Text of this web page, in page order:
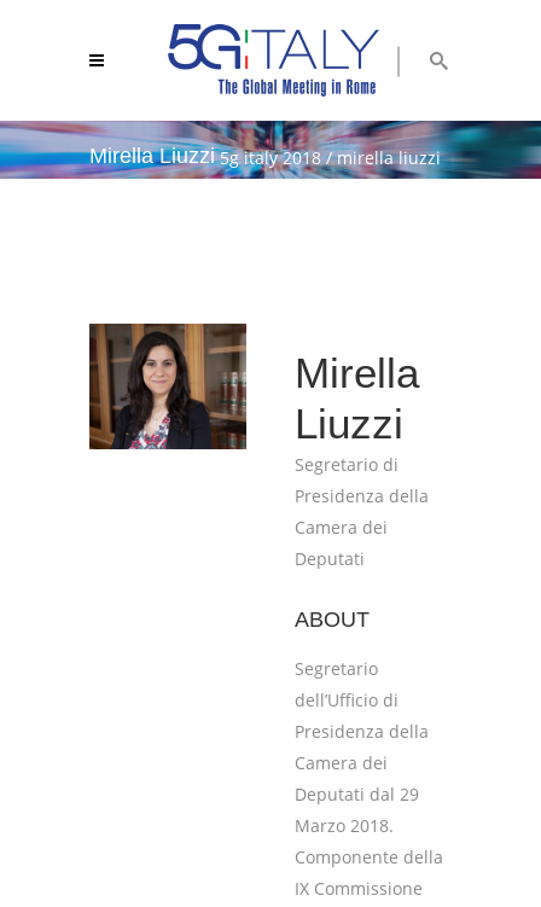
Mirella Liuzzi 5g italy 2018 /mirella liuzzi
Mirella
Liuzzi
Segretario di
Presidenza della
Camera dei
Deputati
ABOUT
Segretario
dell’Ufficio di
Presidenza della
Camera dei
Deputati dal 29
Marzo 2018.
Componente della
IX Commissione